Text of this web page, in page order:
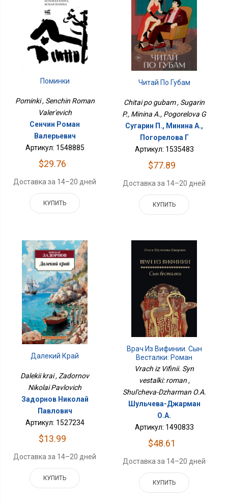
Поминки
Pominki , Senchin Roman
Valer'evich
Сенчин Роман
Валерьевич
Артикул: 1548885
$29.76
Доставка за 14–20 дней
КУПИТЬ
Читай По Губам
Chitai po gubam , Sugarin
P., Minina A., Pogorelova G
Сугарин П., Минина А.,
Погорелова Г
Артикул: 1535483
$77.89
Доставка за 14–20 дней
КУПИТЬ
Далекий Край
Dalekii krai , Zadornov
Nikolai Pavlovich
Задорнов Николай
Павлович
Артикул: 1527234
$13.99
Доставка за 14–20 дней
КУПИТЬ
Врач Из Вифинии. Сын
Весталки: Роман
Vrach iz Vifinii. Syn
vestalki: roman ,
Shul'cheva-Dzharman O.A.
Шульчева-Джарман
О.А.
Артикул: 1490833
$48.61
Доставка за 14–20 дней
КУПИТЬ